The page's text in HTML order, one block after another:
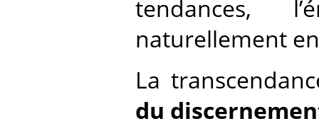
tendances,
naturellement
La
du